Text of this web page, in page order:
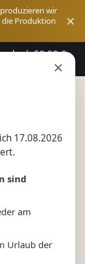
wir
Produktion
×
×
17.08.2026
sind
am
Urlaub der
ab 59,90 €
Tessin